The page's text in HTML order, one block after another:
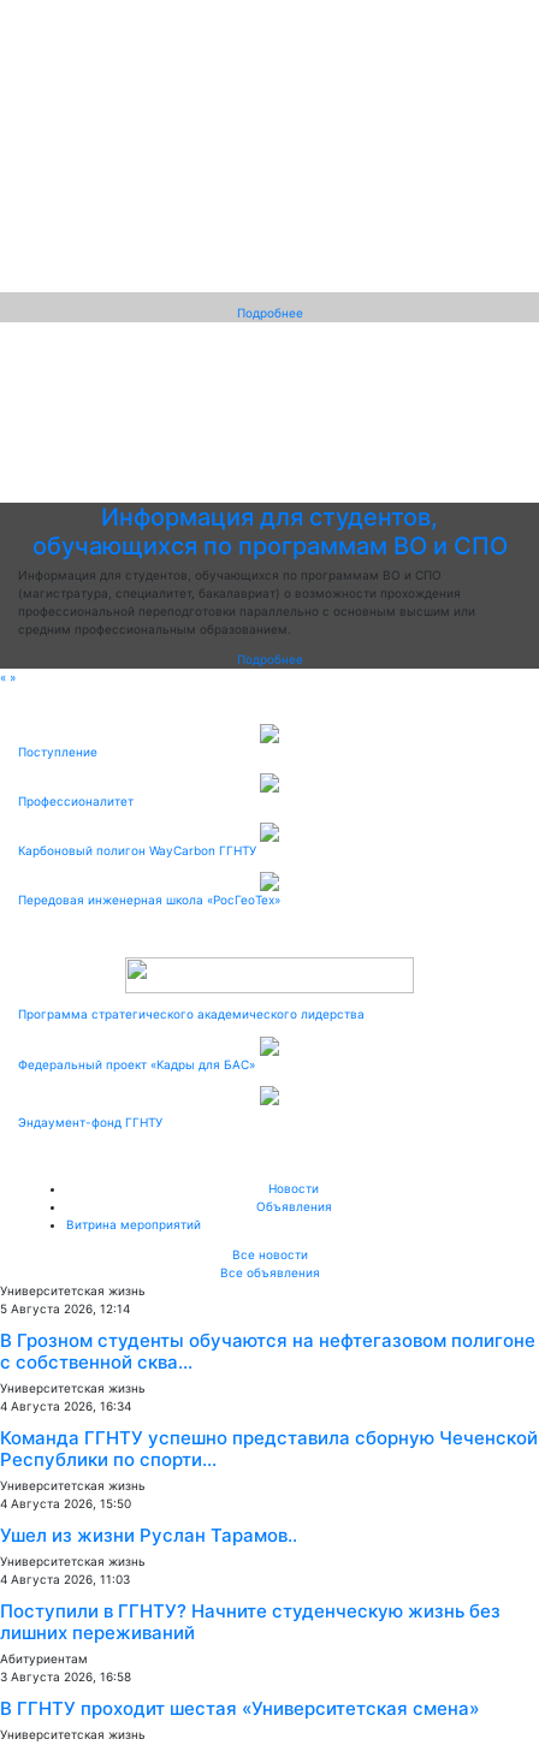
Подробнее
Информация для студентов,
обучающихся по программам ВО и СПО
Информация для студентов, обучающихся по программам ВО и СПО
(магистратура, специалитет, бакалавриат) о возможности прохождения
профессиональной переподготовки параллельно с основным высшим или
средним профессиональным образованием.
Подробнее
« »
Поступление
Профессионалитет
Карбоновый полигон WayCarbon ГГНТУ
Передовая инженерная школа «РосГеоТех»
Программа стратегического академического лидерства
Федеральный проект «Кадры для БАС»
Эндаумент-фонд ГГНТУ
Новости
Объявления
Витрина мероприятий
Все новости
Все объявления
Университетская жизнь
5 Августа 2026, 12:14
В Грозном студенты обучаются на нефтегазовом полигоне
с собственной сква...
Университетская жизнь
4 Августа 2026, 16:34
Команда ГГНТУ успешно представила сборную Чеченской
Республики по спорти...
Университетская жизнь
4 Августа 2026, 15:50
Ушел из жизни Руслан Тарамов..
Университетская жизнь
4 Августа 2026, 11:03
Поступили в ГГНТУ? Начните студенческую жизнь без
лишних переживаний
Абитуриентам
3 Августа 2026, 16:58
В ГГНТУ проходит шестая «Университетская смена»
Университетская жизнь